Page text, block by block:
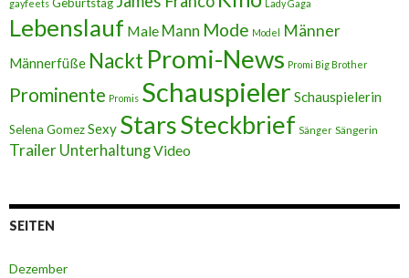
gayfeets Lady Gaga
Lebenslauf Male Mann Mode Model Männer
Männerfüße Nackt Promi-News Promi Big Brother
Prominente Promis Schauspieler Schauspielerin
Selena GomezSexy StarsSteckbrief Sänger Sängerin
Trailer UnterhaltungVideo
SEITEN
Dezember